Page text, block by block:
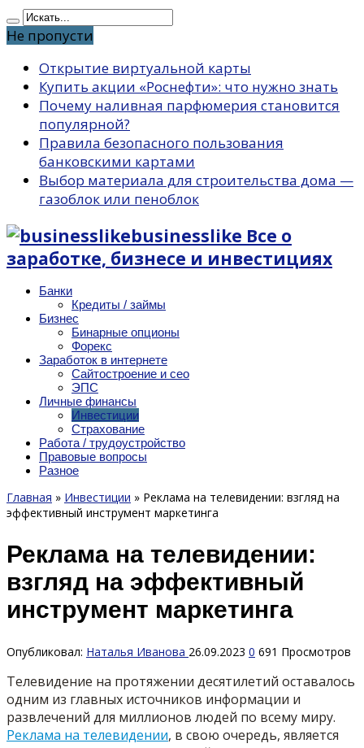
Не пропусти
Открытие виртуальной карты
Купить акции «Роснефти»: что нужно знать
Почему наливная парфюмерия становится
популярной?
Правила безопасного пользования
банковскими картами
Выбор материала для строительства дома —
газоблок или пеноблок
businesslike Все о
заработке, бизнесе и инвестициях
Банки
Кредиты / займы
Бизнес
Бинарные опционы
Форекс
Заработок в интернете
Сайтостроение и сео
ЭПС
Личные финансы
Инвестиции
Страхование
Работа / трудоустройство
Правовые вопросы
Разное
Главная » Инвестиции » Реклама на телевидении: взгляд на
эффективный инструмент маркетинга
Реклама на телевидении:
взгляд на эффективный
инструмент маркетинга
Опубликовал: Наталья Иванова 26.09.2023 0 691 Просмотров
Телевидение на протяжении десятилетий оставалось
одним из главных источников информации и
развлечений для миллионов людей по всему миру.
Реклама на телевидении, в свою очередь, является